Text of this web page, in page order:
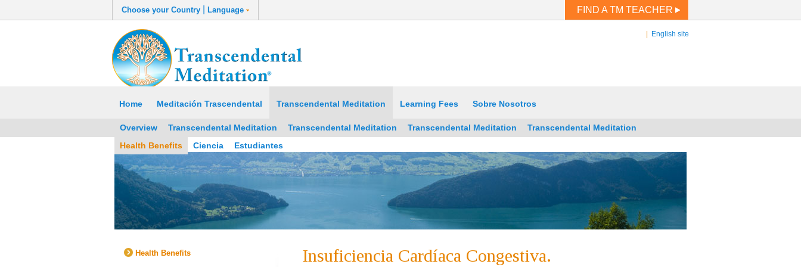
English site
Home Meditación Trascendental Transcendental Meditation Learning Fees Sobre Nosotros
Overview Transcendental Meditation Transcendental Meditation Transcendental Meditation
Transcendental Meditation
Health Benefits
Ciencia Estudiantes
Health Benefits Insuficiencia Cardíaca Congestiva.
Choose your Country Language FIND A TM TEACHER
¿Problemas llenando el formulario?Llame
al 641-451-1016. Ourprivacy